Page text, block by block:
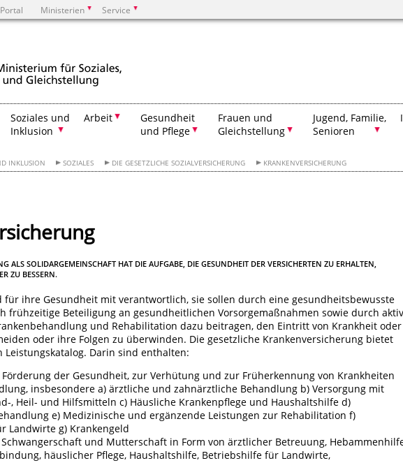
Ministerien Service
Soziales und
Inklusion
Arbeit
Gesundheit
und Pflege
Frauen und
Gleichstellung
Jugend, Familie,
Senioren
INKLUSION SOZIALES DIE GESETZLICHE SOZIALVERSICHERUNG KRANKENVERSICHERUNG
ALS SOLIDARGEMEINSCHAFT HAT DIE AUFGABE, DIE GESUNDHEIT DER VERSICHERTEN ZU ERHALTEN,
ZU BESSERN.
für ihre Gesundheit mit verantwortlich, sie sollen durch eine gesundheitsbewusste
frühzeitige Beteiligung an gesundheitlichen Vorsorgemaßnahmen sowie durch
und Rehabilitation dazu beitragen, den Eintritt von Krankheit oder
oder ihre Folgen zu überwinden. Die gesetzliche Krankenversicherung bietet
Darin sind enthalten:
der Gesundheit, zur Verhütung und zur Früherkennung von Krankheiten
insbesondere a) ärztliche und zahnärztliche Behandlung b) Versorgung mit
, Heil- und Hilfsmitteln c) Häusliche Krankenpflege und Haushaltshilfe d)
e) Medizinische und ergänzende Leistungen zur Rehabilitation f)
Landwirte g) Krankengeld
und Mutterschaft in Form von ärztlicher Betreuung,
häuslicher Pflege, Haushaltshilfe, Betriebshilfe für Landwirte,